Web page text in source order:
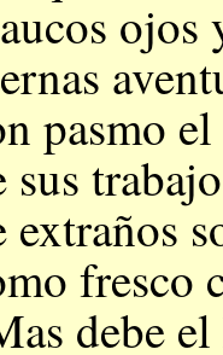
ojos
pasmo
sus
extraños
fresco
debe